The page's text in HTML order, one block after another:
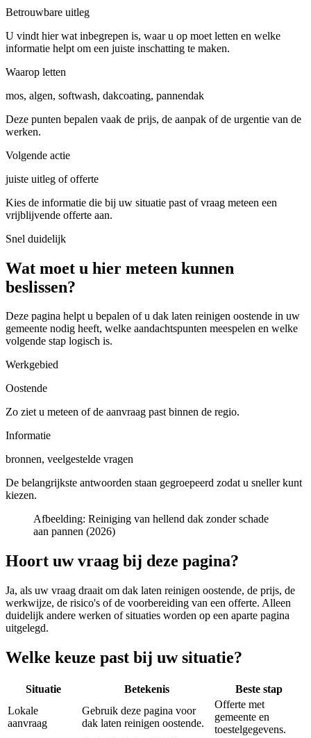
Betrouwbare uitleg
U vindt hier wat inbegrepen is, waar u op moet letten en welke
informatie helpt om een juiste inschatting te maken.
Waarop letten
mos, algen, softwash, dakcoating, pannendak
Deze punten bepalen vaak de prijs, de aanpak of de urgentie van de
werken.
Volgende actie
juiste uitleg of offerte
Kies de informatie die bij uw situatie past of vraag meteen een
vrijblijvende offerte aan.
Snel duidelijk
Wat moet u hier meteen kunnen
beslissen?
Deze pagina helpt u bepalen of u dak laten reinigen oostende in uw
gemeente nodig heeft, welke aandachtspunten meespelen en welke
volgende stap logisch is.
Werkgebied
Oostende
Zo ziet u meteen of de aanvraag past binnen de regio.
Informatie
bronnen, veelgestelde vragen
De belangrijkste antwoorden staan gegroepeerd zodat u sneller kunt
kiezen.
Afbeelding: Reiniging van hellend dak zonder schade
aan pannen (2026)
Hoort uw vraag bij deze pagina?
Ja, als uw vraag draait om dak laten reinigen oostende, de prijs, de
werkwijze, de risico's of de voorbereiding van een offerte. Alleen
duidelijk andere werken of situaties worden op een aparte pagina
uitgelegd.
Welke keuze past bij uw situatie?
Situatie Betekenis
Beste stap
Lokale
aanvraag
Gebruik deze pagina voor
dak laten reinigen oostende.
Offerte met
gemeente en
toestelgegevens.